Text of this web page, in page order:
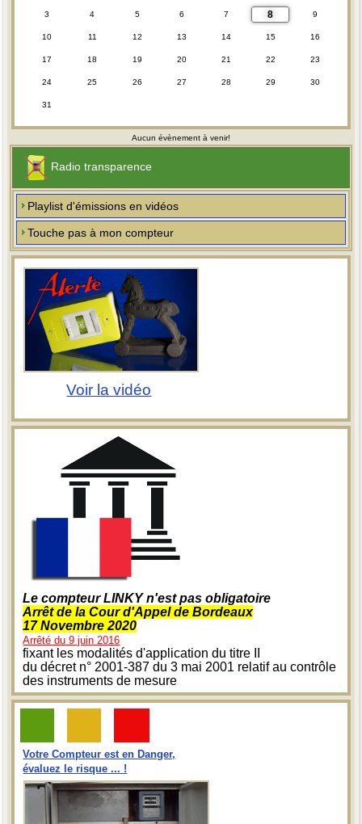
3 4 5 6 7 8 9
10 11 12 13 14 15 16
17 18 19 20 21 22 23
24 25 26 27 28 29 30
31
Aucun évènement à venir!
Radio transparence
Playlist d'émissions en vidéos
Touche pas à mon compteur
Voir la vidéo
Le compteur LINKY n'est pas obligatoire
Arrêt de la Cour d'Appel de Bordeaux
17 Novembre 2020
Arrêté du 9 juin 2016
fixant les modalités d'application du titre II
du décret n° 2001-387 du 3 mai 2001 relatif au contrôle
des instruments de mesure
Votre Compteur est en Danger,
évaluez le risque ... !